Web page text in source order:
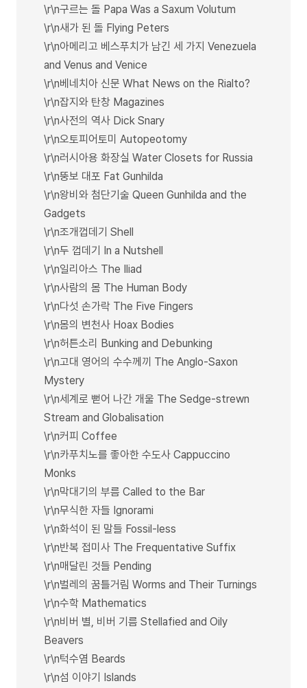
\r\n구르는 돌 Papa Was a Saxum Volutum
\r\n새가 된 돌 Flying Peters
\r\n아메리고 베스푸치가 남긴 세 가지 Venezuela
and Venus and Venice
\r\n베네치아 신문 What News on the Rialto?
\r\n잡지와 탄창 Magazines
\r\n사전의 역사 Dick Snary
\r\n오토피어토미 Autopeotomy
\r\n러시아용 화장실 Water Closets for Russia
\r\n뚱보 대포 Fat Gunhilda
\r\n왕비와 첨단기술 Queen Gunhilda and the
Gadgets
\r\n조개껍데기 Shell
\r\n두 껍데기 In a Nutshell
\r\n일리아스 The Iliad
\r\n사람의 몸 The Human Body
\r\n다섯 손가락 The Five Fingers
\r\n몸의 변천사 Hoax Bodies
\r\n허튼소리 Bunking and Debunking
\r\n고대 영어의 수수께끼 The Anglo-Saxon
Mystery
\r\n세계로 뻗어 나간 개울 The Sedge-strewn
Stream and Globalisation
\r\n커피 Coffee
\r\n카푸치노를 좋아한 수도사 Cappuccino
Monks
\r\n막대기의 부름 Called to the Bar
\r\n무식한 자들 Ignorami
\r\n화석이 된 말들 Fossil-less
\r\n반복 접미사 The Frequentative Suffix
\r\n매달린 것들 Pending
\r\n벌레의 꿈틀거림 Worms and Their Turnings
\r\n수학 Mathematics
\r\n비버 별, 비버 기름 Stellafied and Oily
Beavers
\r\n턱수염 Beards
\r\n섬 이야기 Islands